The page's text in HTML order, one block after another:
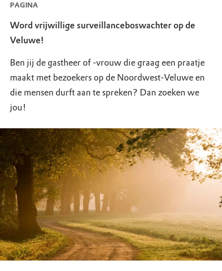
PAGINA
Word vrijwillige surveillanceboswachter op de
Veluwe!
Ben jij de gastheer of -vrouw die graag een praatje
maakt met bezoekers op de Noordwest-Veluwe en
die mensen durft aan te spreken? Dan zoeken we
jou!